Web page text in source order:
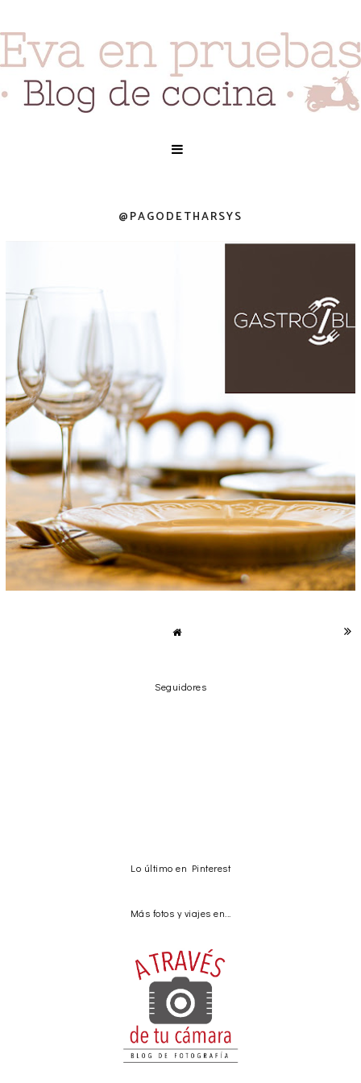
@PAGODETHARSYS
II ENCUENTRO GASTRO BLOGGER VALENCIA
domingo, 15 de mayo de 2016
Seguidores
Lo último en Pinterest
Más fotos y viajes en...